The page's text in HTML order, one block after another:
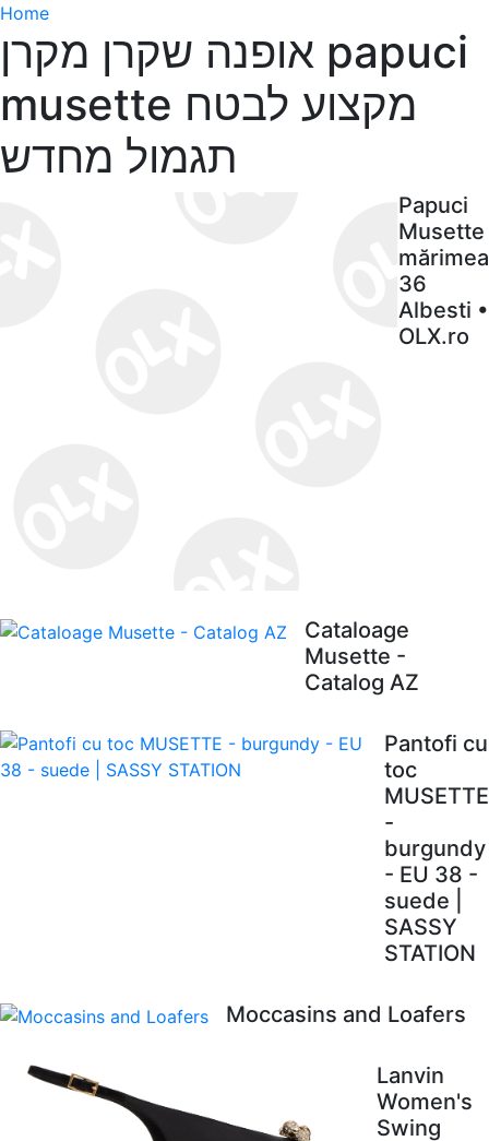
Home
אופנה שקרן מקרן papuci
musette מקצוע לבטח
תגמול מחדש
Papuci
Musette
mărimea
36
Albesti •
OLX.ro
Cataloage
Musette -
Catalog AZ
Pantofi cu
toc
MUSETTE
-
burgundy
- EU 38 -
suede |
SASSY
STATION
Moccasins and Loafers
Lanvin
Women's
Swing